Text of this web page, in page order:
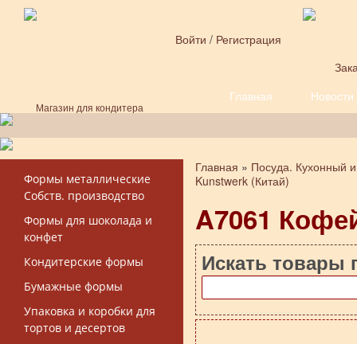
Перейти к основному содержанию
Магазин для кондитера
Войти / Регистрация
Главная
Новости
Форма поиска
Формы металлические
Собств. производство
Формы для шоколада и
конфет
Кондитерские формы
Бумажные формы
Упаковка и коробки для
тортов и десертов
Вы здесь
Главная » Посуда. Кухонный
Kunstwerk (Китай)
A7061
Искать товары